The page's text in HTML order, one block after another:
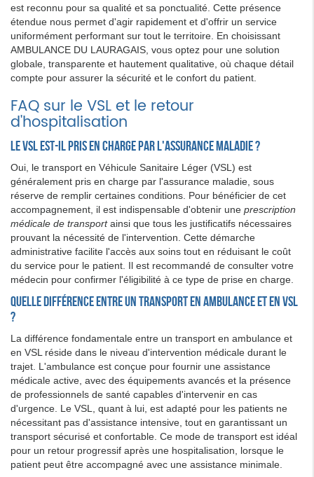
est reconnu pour sa qualité et sa ponctualité. Cette présence
étendue nous permet d'agir rapidement et d'offrir un service
uniformément performant sur tout le territoire. En choisissant
AMBULANCE DU LAURAGAIS, vous optez pour une solution
globale, transparente et hautement qualitative, où chaque détail
compte pour assurer la sécurité et le confort du patient.
FAQ sur le VSL et le retour
d'hospitalisation
Le VSL est-il pris en charge par l'assurance maladie ?
Oui, le transport en Véhicule Sanitaire Léger (VSL) est
généralement pris en charge par l'assurance maladie, sous
réserve de remplir certaines conditions. Pour bénéficier de cet
accompagnement, il est indispensable d'obtenir une prescription
médicale de transportainsi que tous les justificatifs nécessaires
prouvant la nécessité de l'intervention. Cette démarche
administrative facilite l'accès aux soins tout en réduisant le coût
du service pour le patient. Il est recommandé de consulter votre
médecin pour confirmer l'éligibilité à ce type de prise en charge.
Quelle différence entre un transport en ambulance et en VSL
?
La différence fondamentale entre un transport en ambulance et
en VSL réside dans le niveau d'intervention médicale durant le
trajet. L'ambulance est conçue pour fournir une assistance
médicale active, avec des équipements avancés et la présence
de professionnels de santé capables d'intervenir en cas
d'urgence. Le VSL, quant à lui, est adapté pour les patients ne
nécessitant pas d'assistance intensive, tout en garantissant un
transport sécurisé et confortable. Ce mode de transport est idéal
pour un retour progressif après une hospitalisation, lorsque le
patient peut être accompagné avec une assistance minimale.